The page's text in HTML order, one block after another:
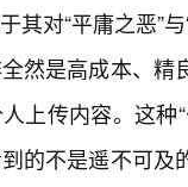
其对“平庸之恶”
然是高成本、
上传内容。这
的不是遥不可